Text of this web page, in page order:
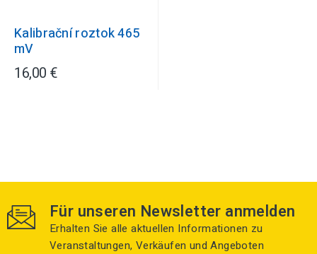
Kalibrační roztok 465
mV
16,00 €
Für unseren Newsletter anmelden
Erhalten Sie alle aktuellen Informationen zu
Veranstaltungen, Verkäufen und Angeboten